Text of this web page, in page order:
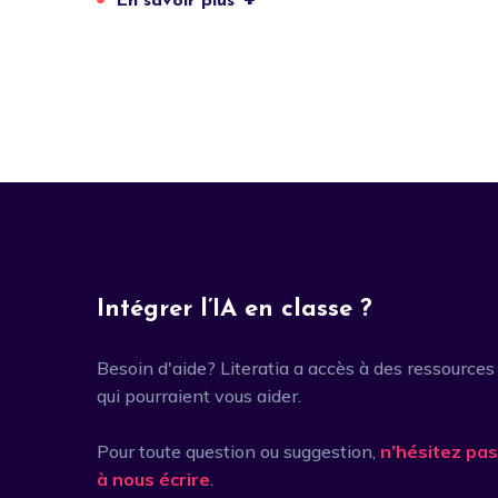
Intégrer l’IA en classe ?
Besoin d'aide? Literatia a accès à des ressources
qui pourraient vous aider.
Pour toute question ou suggestion, n’hésitez pas
à nous écrire.